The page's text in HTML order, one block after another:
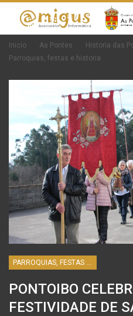
Inicio As Pontes
Historia das
Parroquias, festas e historia
PONTOIBO
FESTIVIDADE DE